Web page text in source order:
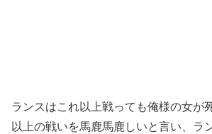
ランスはこれ以上戦っても俺様の女が
以上の戦いを馬鹿馬鹿しいと言い、ラ